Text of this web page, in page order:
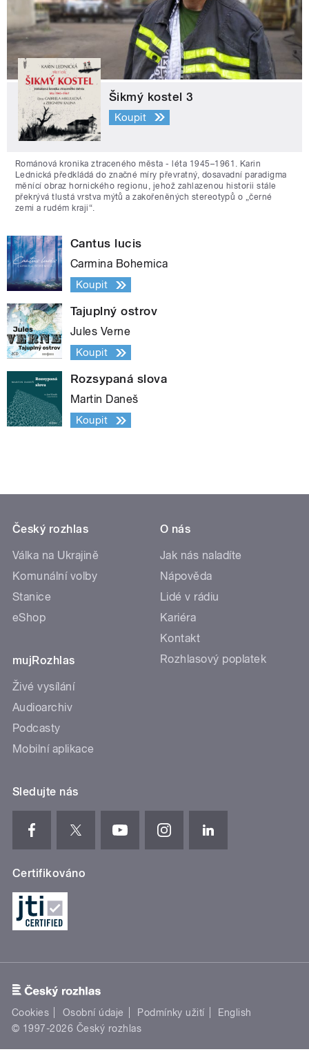
Šikmý kostel 3
Koupit
Románová kronika ztraceného města - léta 1945–1961. Karin
Lednická předkládá do značné míry převratný, dosavadní paradigma
měnící obraz hornického regionu, jehož zahlazenou historii stále
překrývá tlustá vrstva mýtů a zakořeněných stereotypů o „černé
zemi a rudém kraji“.
Cantus lucis
Carmina Bohemica
Koupit
Tajuplný ostrov
Jules Verne
Koupit
Rozsypaná slova
Martin Daneš
Koupit
Český rozhlas
Válka na Ukrajině
Komunální volby
Stanice
eShop
mujRozhlas
Živé vysílání
Audioarchiv
Podcasty
Mobilní aplikace
O nás
Jak nás naladíte
Nápověda
Lidé v rádiu
Kariéra
Kontakt
Rozhlasový poplatek
Sledujte nás
Certifikováno
Cookies Osobní údaje Podmínky užití
English
© 1997-2026 Český rozhlas